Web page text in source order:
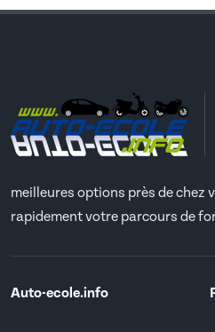
meilleures options près de chez
rapidement votre parcours de
Auto-ecole.info